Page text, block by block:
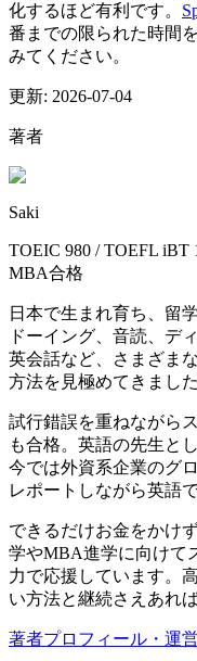
化するほど有利です。
番までの限られた時間
みてください。
更新: 2026-07-04
著者
Saki
TOEIC 980 / TOEFL iBT
MBA合格
日本で生まれ育ち、留
ドーイング、音読、デ
英会話など、さまざま
方法を見極めてきました
試行錯誤を重ねながら
も合格。英語の先生と
今では外資系企業のグ
レポートしながら英語
できるだけお金をかけ
学やMBA進学に向けて
力で応援しています。
い方法と継続さえあれ
著者プロフィール・運